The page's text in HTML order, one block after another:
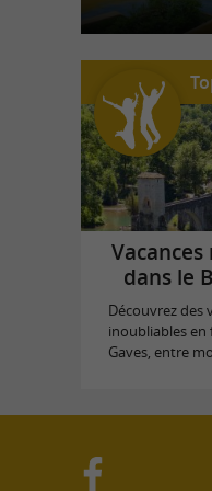
dans le
Découvrez des
inoubliables en
Gaves, entre